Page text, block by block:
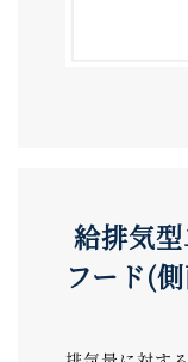
給排気
フード(